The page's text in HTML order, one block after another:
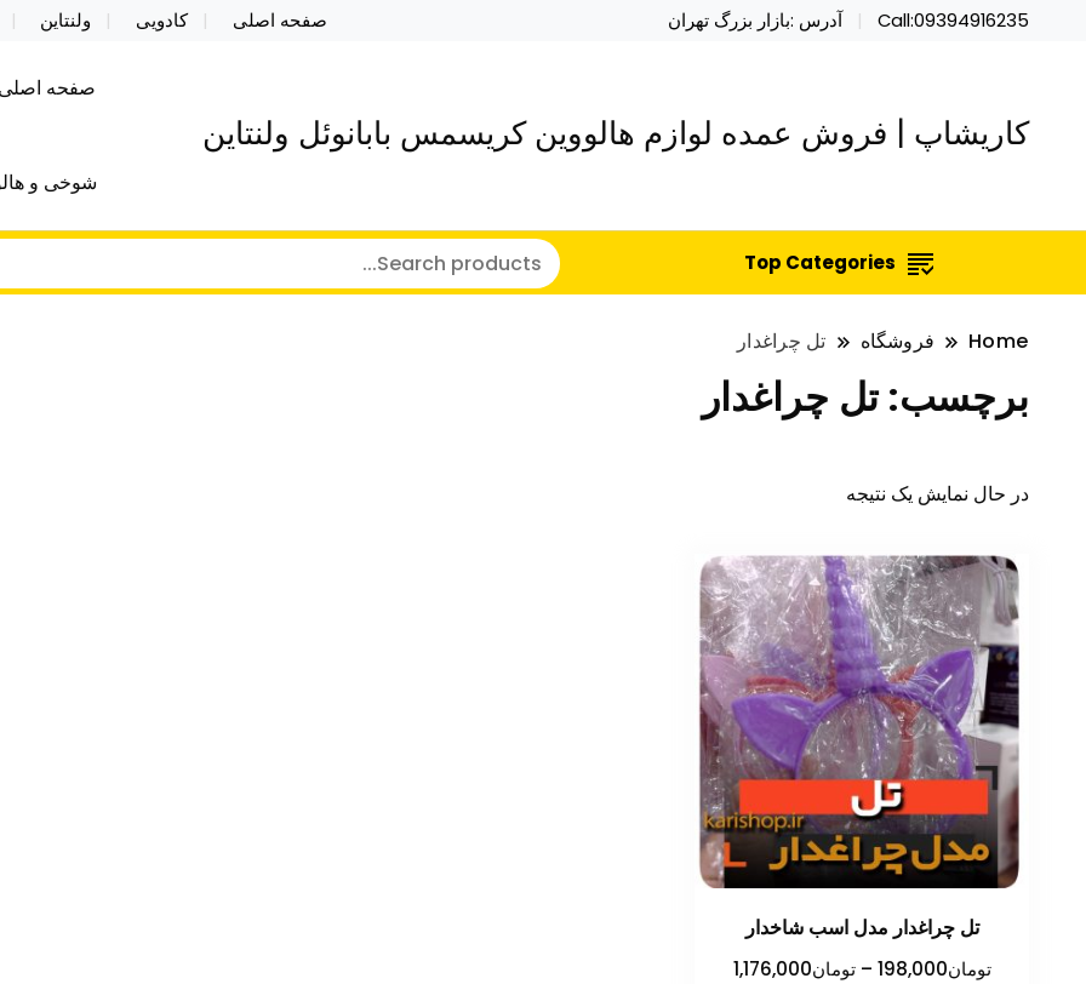
Call:09394916235 آدرس :بازار بزرگ تهران صفحه اصلی کادویی ولنتاین
کاریشاپ | فروش عمده لوازم هالووین کریسمس بابانوئل ولنتاین
صفحه
شوخی و
Top Categories
Home فروشگاه تل چراغدار
برچسب:تل چراغدار
در حال نمایش یک نتیجه
تل چراغدار مدل اسب شاخدار
تومان198,000
– تومان1,176,000محدوده